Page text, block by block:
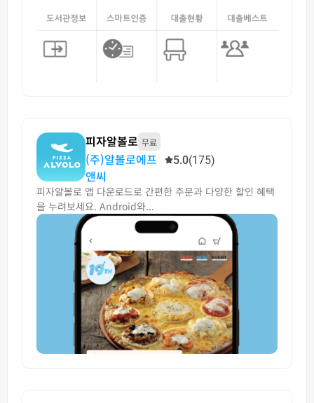
피자알볼로 무료
(주)알볼로에프
앤씨
5.0(175)
피자알볼로 앱 다운로드로 간편한 주문과 다양한 할인 혜택
을 누려보세요. Android와...